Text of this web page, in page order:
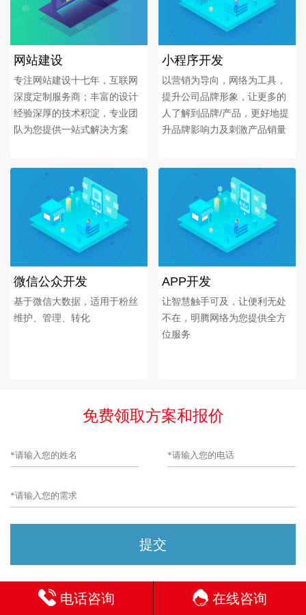
网站建设
专注网站建设十七年，互联网
深度定制服务商；丰富的设计
经验深厚的技术积淀，专业团
队为您提供一站式解决方案
小程序开发
以营销为导向，网络为工具，
提升公司品牌形象，让更多的
人了解到品牌/产品，更好地提
升品牌影响力及刺激产品销量
微信公众开发
基于微信大数据，适用于粉丝
维护、管理、转化
APP开发
让智慧触手可及，让便利无处
不在，明腾网络为您提供全方
位服务
免费领取方案和报价
电话咨询 在线咨询